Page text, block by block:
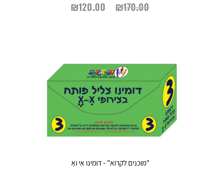
₪170.00
₪120.00
"מוכנים לקרוא" - דומינו אִי ואֶ